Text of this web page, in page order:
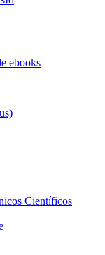
ebooks
Científicos